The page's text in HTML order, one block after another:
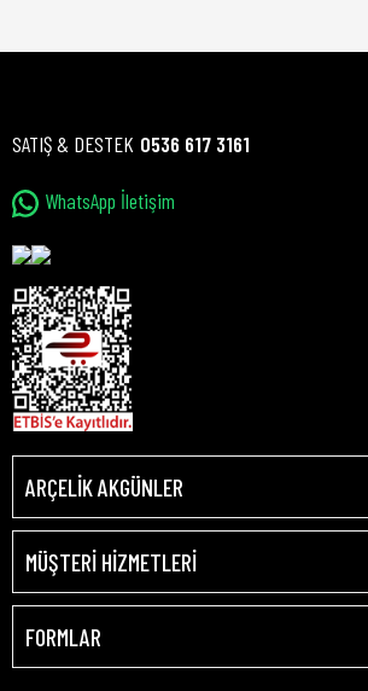
SATIŞ & DESTEK 0536 617 3161
WhatsApp İletişim
ARÇELİK AKGÜNLER
MÜŞTERİ HİZMETLERİ
FORMLAR